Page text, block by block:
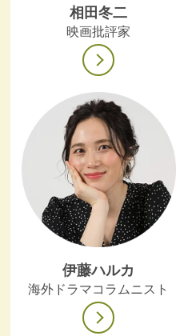
相田冬二
映画批評家
伊藤ハルカ
海外ドラマコラムニスト